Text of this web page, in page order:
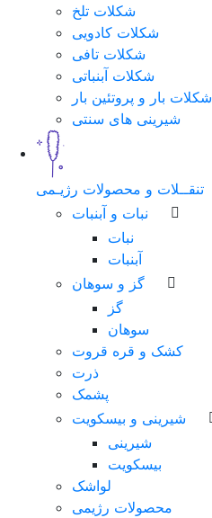
شکلات تلخ
شکلات کادویی
شکلات تافی
شکلات آبنباتی
شکلات بار و پروتئین بار
شیرینی های سنتی
تنقــلات و محصولات رژیـمی
نبات و آبنبات
نبات
آبنبات
گز و سوهان
گز
سوهان
کشک و قره قروت
ذرت
پشمک
شیرینی و بیسکویت
شیرینی
بیسکویت
لواشک
محصولات رژیمی